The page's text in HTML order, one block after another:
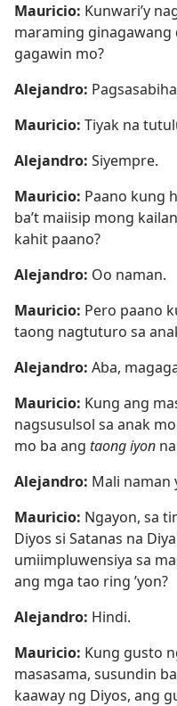
Mauricio: Kunwari’y
maraming ginagawang
gagawin mo?
Alejandro:
Mauricio: Tiyak na
Alejandro: Siyempre.
Mauricio: Paano kung
ba’t maiisip mong
kahit paano?
Alejandro: Oo naman.
Mauricio: Pero paano
taong nagtuturo sa
Alejandro: Aba,
Mauricio: Kung ang
nagsusulsol sa anak
mo ba ang taong iyon
Alejandro: Mali naman
Mauricio: Ngayon, sa
Diyos si Satanas na
umiimpluwensiya sa
ang mga tao ring ’yon?
Alejandro: Hindi.
Mauricio: Kung gusto
masasama, susundin
kaaway ng Diyos, ang